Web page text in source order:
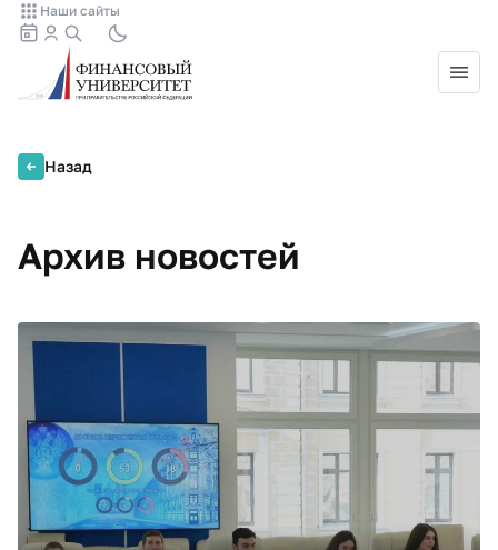
Наши сайты
Назад
Архив новостей